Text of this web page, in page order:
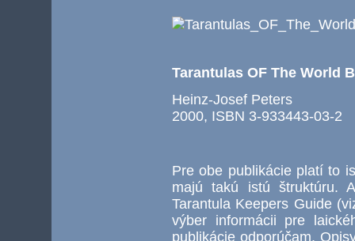
Tarantulas OF The World
Heinz-Josef Peters
2000, ISBN 3-933443-03-2
Pre obe publikácie platí to
majú takú istú štruktúru.
Tarantula Keepers Guide
výber informácii pre
publikácie odporúčam.